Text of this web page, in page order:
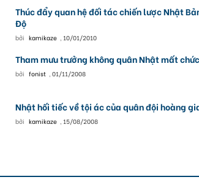
Thúc đẩy quan hệ đối tác chiến lược Nhật
Ðộ
bởi kamikaze , 10/01/2010
Tham mưu trưởng không quân Nhật mất chức
bởi fonist , 01/11/2008
Nhật hối tiếc về tội ác của quân đội hoàng
bởi kamikaze , 15/08/2008